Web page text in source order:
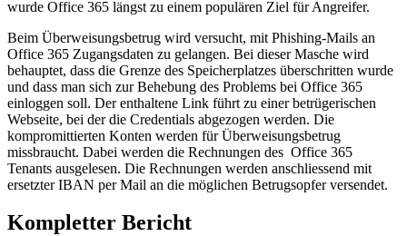
wurde Office 365 längst zu einem populären Ziel für Angreifer.
Beim Überweisungsbetrug wird versucht, mit Phishing-Mails an
Office 365 Zugangsdaten zu gelangen. Bei dieser Masche wird
behauptet, dass die Grenze des Speicherplatzes überschritten wurde
und dass man sich zur Behebung des Problems bei Office 365
einloggen soll. Der enthaltene Link führt zu einer betrügerischen
Webseite, bei der die Credentials abgezogen werden. Die
kompromittierten Konten werden für Überweisungsbetrug
missbraucht. Dabei werden die Rechnungen des Office 365
Tenants ausgelesen. Die Rechnungen werden anschliessend mit
ersetzter IBAN per Mail an die möglichen Betrugsopfer versendet.
Kompletter Bericht